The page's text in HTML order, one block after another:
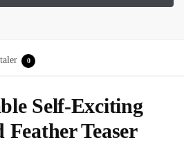
0
Self-Exciting
Feather Teaser